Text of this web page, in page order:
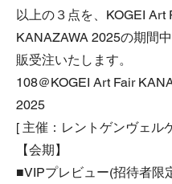
以上の３点を、KOGEI Art
KANAZAWA 2025の期間
販受注いたします。
108＠KOGEI Art Fair
2025
[ 主催：レントゲンヴェル
【会期】
■VIPプレビュー(招待者限